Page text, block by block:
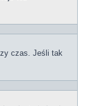
czas. Jeśli tak